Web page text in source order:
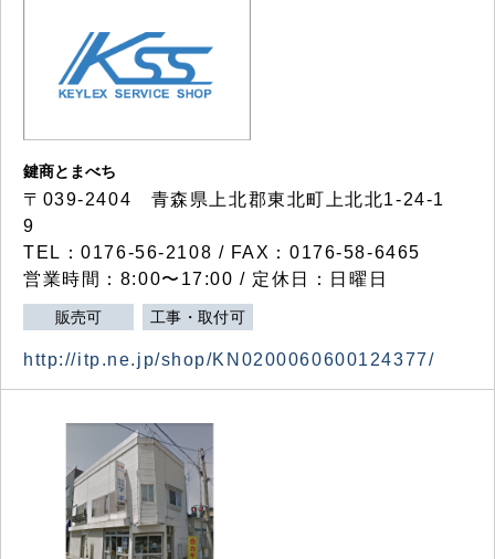
鍵商とまべち
〒039-2404 青森県上北郡東北町上北北1-24-1
9
TEL：0176-56-2108 / FAX：0176-58-6465
営業時間：8:00〜17:00 / 定休日：日曜日
販売可 工事・取付可
http://itp.ne.jp/shop/KN0200060600124377/